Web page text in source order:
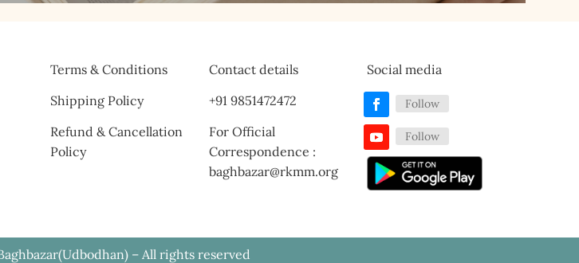
Terms & Conditions
Shipping Policy
Refund & Cancellation
Policy
Contact details
+91 9851472472
For Official
Correspondence :
baghbazar@rkmm.org
Social media
Follow
Follow
– All rights reserved